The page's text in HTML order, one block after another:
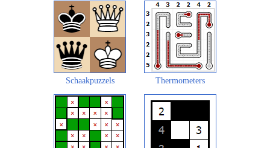
Schaakpuzzels Thermometers